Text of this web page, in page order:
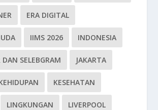
ERA DIGITAL
IIMS 2026 INDONESIA
DAN SELEBGRAM JAKARTA
KESEHATAN
LINGKUNGAN LIVERPOOL